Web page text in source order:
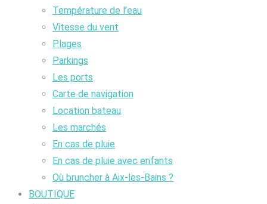
Température de l’eau
Vitesse du vent
Plages
Parkings
Les ports
Carte de navigation
Location bateau
Les marchés
En cas de pluie
En cas de pluie avec enfants
Où bruncher à Aix-les-Bains ?
BOUTIQUE